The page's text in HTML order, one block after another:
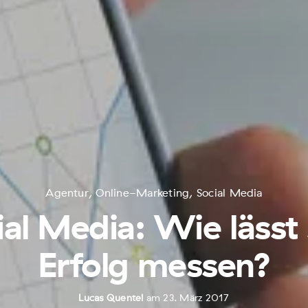
Agentur,Online-Marketing, Social Media
Media: Wie lässt
Erfolg messen?
Lucas Quentel am 23. März 2017